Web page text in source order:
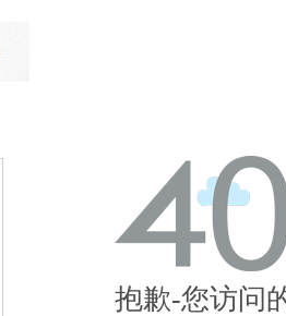
抱歉-您访问